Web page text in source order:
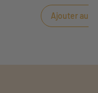
tout pour
associe un
inclinés pour
Ajouter au